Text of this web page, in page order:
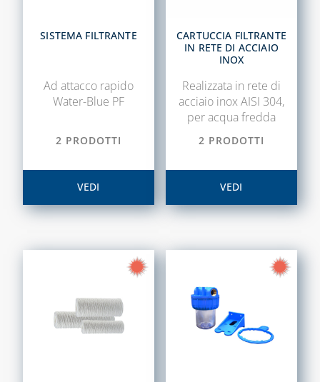
SISTEMA VMC,
SISTEMI DI
VENTILAZIONE E
DELL'ARIA
SISTEMA FILTRANTE
Ad attacco rapido
Water-Blue PF
2 PRODOTTI
VEDI
CARTUCCIA FILTRANTE
IN RETE DI ACCIAIO
INOX
Realizzata in rete di
acciaio inox AISI 304,
per acqua fredda
2 PRODOTTI
VEDI